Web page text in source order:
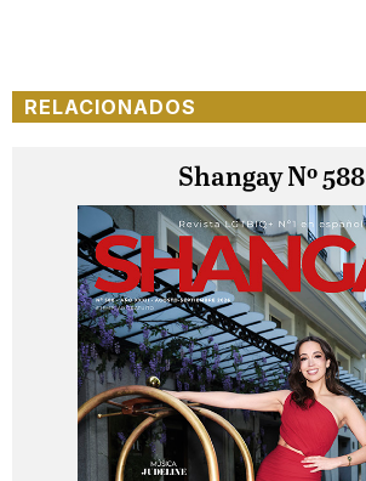
RELACIONADOS
Shangay Nº 588